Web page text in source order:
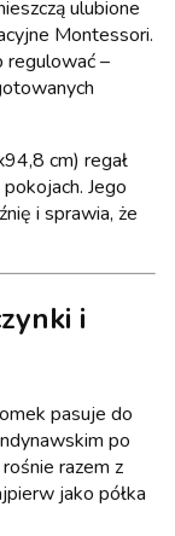
ulubione
Montessori.
regulować –
cm) regał
Jego
i sprawia, że
i
pasuje do
po
razem z
jako półka